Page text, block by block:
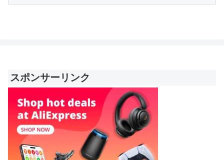
スポンサーリンク